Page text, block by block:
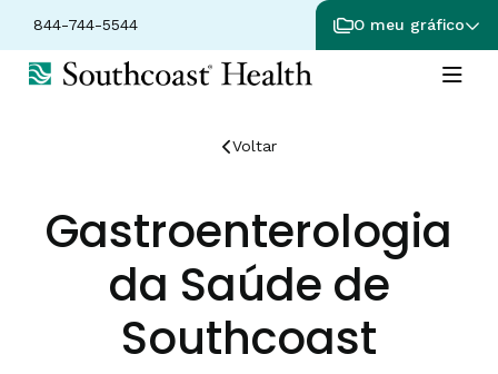
844-744-5544 O meu gráfico
Voltar
Gastroenterologia
da Saúde de
Southcoast